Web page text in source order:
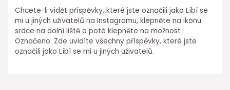
Chcete-li vidět příspěvky, které jste označili jako Líbí se
mi u jiných uživatelů na Instagramu, klepněte na ikonu
srdce na dolní liště a poté klepněte na možnost
Označeno. Zde uvidíte všechny příspěvky, které jste
označili jako Líbí se mi u jiných uživatelů.